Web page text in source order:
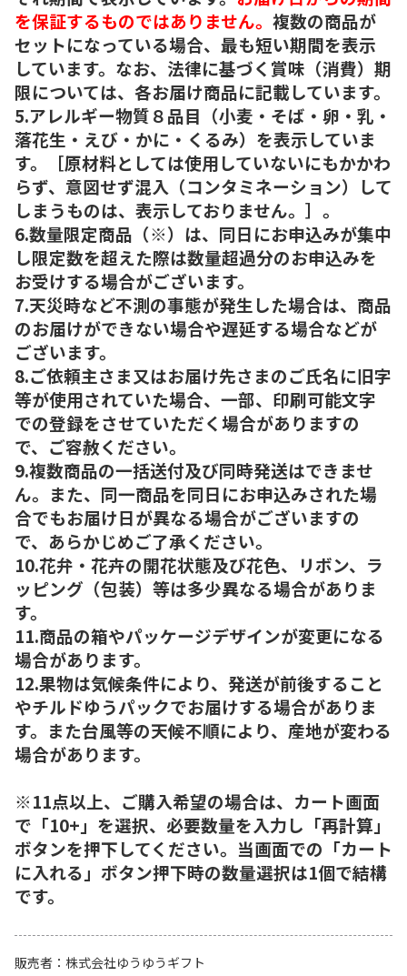
を保証するものではありません。 複数の商品が
セットになっている場合、最も短い期間を表示
しています。なお、法律に基づく賞味（消費）期
限については、各お届け商品に記載しています。
5.アレルギー物質８品目（小麦・そば・卵・乳・
落花生・えび・かに・くるみ）を表示していま
す。［原材料としては使用していないにもかかわ
らず、意図せず混入（コンタミネーション）して
しまうものは、表示しておりません。］。
6.数量限定商品（※）は、同日にお申込みが集中
し限定数を超えた際は数量超過分のお申込みを
お受けする場合がございます。
7.天災時など不測の事態が発生した場合は、商品
のお届けができない場合や遅延する場合などが
ございます。
8.ご依頼主さま又はお届け先さまのご氏名に旧字
等が使用されていた場合、一部、印刷可能文字
での登録をさせていただく場合がありますの
で、ご容赦ください。
9.複数商品の一括送付及び同時発送はできませ
ん。また、同一商品を同日にお申込みされた場
合でもお届け日が異なる場合がございますの
で、あらかじめご了承ください。
10.花弁・花卉の開花状態及び花色、リボン、ラ
ッピング（包装）等は多少異なる場合がありま
す。
11.商品の箱やパッケージデザインが変更になる
場合があります。
12.果物は気候条件により、発送が前後すること
やチルドゆうパックでお届けする場合がありま
す。また台風等の天候不順により、産地が変わる
場合があります。
※11点以上、ご購入希望の場合は、カート画面
で「10+」を選択、必要数量を入力し「再計算」
ボタンを押下してください。当画面での「カート
に入れる」ボタン押下時の数量選択は1個で結構
です。
販売者
株式会社ゆうゆうギフト